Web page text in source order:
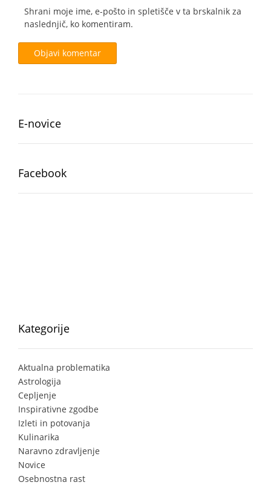
Shrani moje ime, e-pošto in spletišče v ta brskalnik za
naslednjič, ko komentiram.
E-novice
Facebook
Kategorije
Aktualna problematika
Astrologija
Cepljenje
Inspirativne zgodbe
Izleti in potovanja
Kulinarika
Naravno zdravljenje
Novice
Osebnostna rast